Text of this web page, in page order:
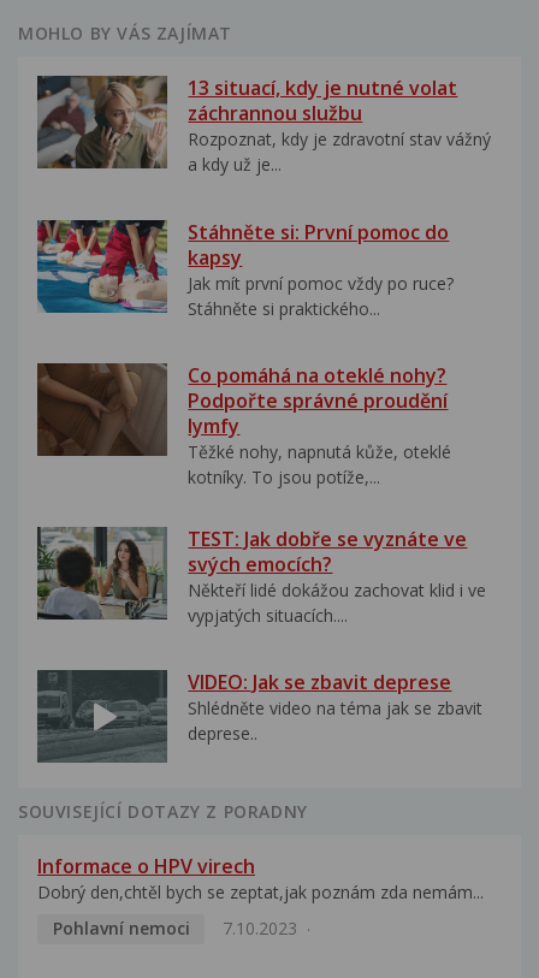
MOHLO BY VÁS ZAJÍMAT
13 situací, kdy je nutné volat
záchrannou službu
Rozpoznat, kdy je zdravotní stav vážný
a kdy už je...
Stáhněte si: První pomoc do
kapsy
Jak mít první pomoc vždy po ruce?
Stáhněte si praktického...
Co pomáhá na oteklé nohy?
Podpořte správné proudění
lymfy
Těžké nohy, napnutá kůže, oteklé
kotníky. To jsou potíže,...
TEST: Jak dobře se vyznáte ve
svých emocích?
Někteří lidé dokážou zachovat klid i ve
vypjatých situacích....
VIDEO: Jak se zbavit deprese
Shlédněte video na téma jak se zbavit
deprese..
SOUVISEJÍCÍ DOTAZY Z PORADNY
Informace o HPV virech
Dobrý den,chtěl bych se zeptat,jak poznám zda nemám...
Pohlavní nemoci
7.10.2023